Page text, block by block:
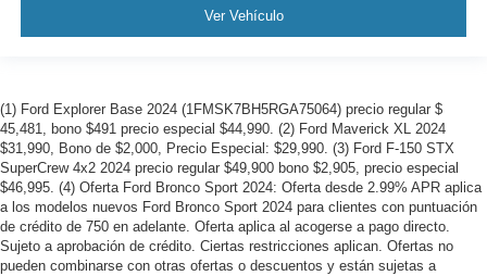
Ver Vehículo
(1) Ford Explorer Base 2024 (1FMSK7BH5RGA75064) precio regular $
45,481, bono $491 precio especial $44,990. (2) Ford Maverick XL 2024
$31,990, Bono de $2,000, Precio Especial: $29,990. (3) Ford F-150 STX
SuperCrew 4x2 2024 precio regular $49,900 bono $2,905, precio especial
$46,995. (4) Oferta Ford Bronco Sport 2024: Oferta desde 2.99% APR aplica
a los modelos nuevos Ford Bronco Sport 2024 para clientes con puntuación
de crédito de 750 en adelante. Oferta aplica al acogerse a pago directo.
Sujeto a aprobación de crédito. Ciertas restricciones aplican. Ofertas no
pueden combinarse con otras ofertas o descuentos y están sujetas a